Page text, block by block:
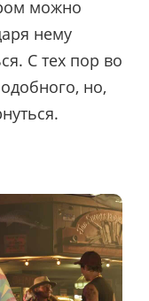
можно
нему
С тех пор во
но,